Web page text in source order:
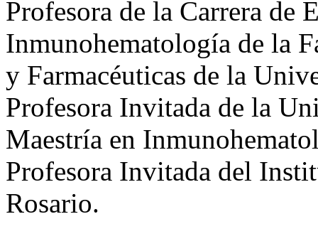
Profesora de la Carrera de
Inmunohematología de la
y Farmacéuticas de la
Profesora Invitada de la
Maestría en
Profesora Invitada del
Rosario.